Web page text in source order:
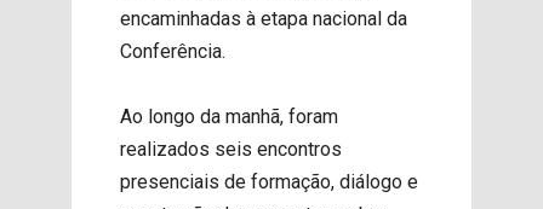
encaminhadas à etapa nacional da
Conferência.
Ao longo da manhã, foram
realizados seis encontros
presenciais de formação, diálogo e